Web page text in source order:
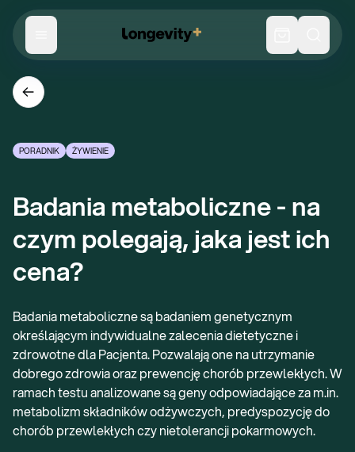
PORADNIK ŻYWIENIE
Badania metaboliczne - na
czym polegają, jaka jest ich
cena?
Badania metaboliczne są badaniem genetycznym
określającym indywidualne zalecenia dietetyczne i
zdrowotne dla Pacjenta. Pozwalają one na utrzymanie
dobrego zdrowia oraz prewencję chorób przewlekłych. W
ramach testu analizowane są geny odpowiadające za m.in.
metabolizm składników odżywczych, predyspozycję do
chorób przewlekłych czy nietolerancji pokarmowych.